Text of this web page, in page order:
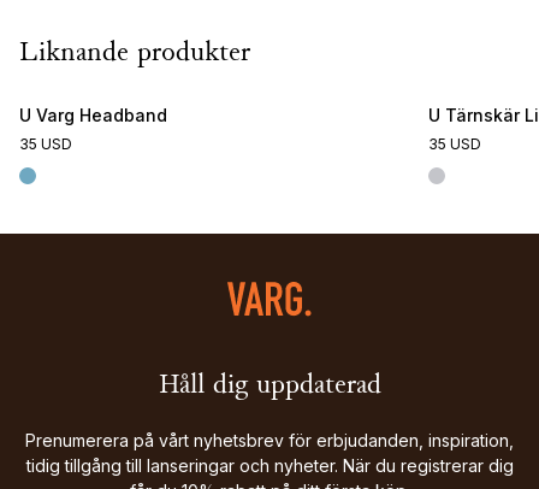
Liknande produkter
U Varg Headband
35 USD
U Tärnskär
35 USD
Håll dig uppdaterad
Prenumerera på vårt nyhetsbrev för erbjudanden, inspiration,
tidig tillgång till lanseringar och nyheter. När du registrerar dig